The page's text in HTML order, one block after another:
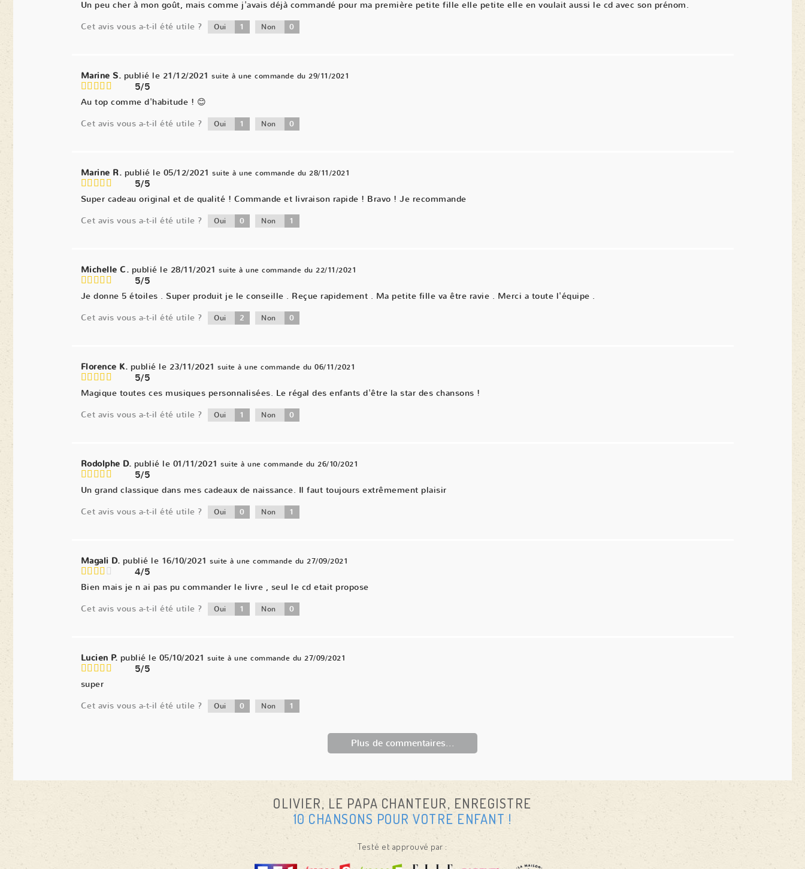
Un peu cher à mon goût, mais comme j'avais déjà commandé pour ma première petite fille elle petite elle en voulait aussi le cd avec son prénom.
Cet avis vous a-t-il été utile ?
Oui 1 Non 0
Marine S. publié le 21/12/2021 suite à une commande du 29/11/2021
5/5
Au top comme d'habitude ! 😊
Cet avis vous a-t-il été utile ?
Oui 1 Non 0
Marine R. publié le 05/12/2021 suite à une commande du 28/11/2021
5/5
Super cadeau original et de qualité ! Commande et livraison rapide ! Bravo ! Je recommande
Cet avis vous a-t-il été utile ?
Oui 0 Non 1
Michelle C. publié le 28/11/2021 suite à une commande du 22/11/2021
5/5
Je donne 5 étoiles . Super produit je le conseille . Reçue rapidement . Ma petite fille va être ravie . Merci a toute l'équipe .
Cet avis vous a-t-il été utile ?
Oui 2 Non 0
Florence K. publié le 23/11/2021 suite à une commande du 06/11/2021
5/5
Magique toutes ces musiques personnalisées. Le régal des enfants d'être la star des chansons !
Cet avis vous a-t-il été utile ?
Oui 1 Non 0
Rodolphe D. publié le 01/11/2021 suite à une commande du 26/10/2021
5/5
Un grand classique dans mes cadeaux de naissance. Il faut toujours extrêmement plaisir
Cet avis vous a-t-il été utile ?
Oui 0 Non 1
Magali D. publié le 16/10/2021 suite à une commande du 27/09/2021
4/5
Bien mais je n ai pas pu commander le livre , seul le cd etait propose
Cet avis vous a-t-il été utile ?
Oui 1 Non 0
Lucien P. publié le 05/10/2021 suite à une commande du 27/09/2021
5/5
super
Cet avis vous a-t-il été utile ?
Oui 0 Non 1
Plus de commentaires...
OLIVIER, LE PAPA CHANTEUR, ENREGISTRE
10 CHANSONS POUR VOTRE ENFANT !
Testé et approuvé par :